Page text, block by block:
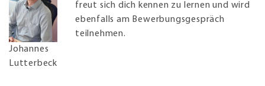
Johannes
Lutterbeck
freut sich dich kennen zu lernen und wird
ebenfalls am Bewerbungsgespräch
teilnehmen.